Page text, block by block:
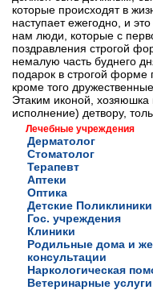
которые происходят в
наступает ежегодно, и
нам люди, которые с
поздравления строгой
немалую часть буднего
подарок в строгой форме
кроме того
Этаким иконой, хозяюшка
исполнение) детвору,
Лечебные учреждения
Дерматолог
Стоматолог
Терапевт
Аптеки
Оптика
Детские Поликлиники
Гос. учреждения
Клиники
Родильные дома и
консультации
Наркологическая
Ветеринарные услуги